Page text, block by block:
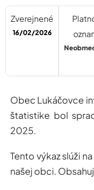
Zverejnené
16/02/2026
Obec Lukáčovce
štatistike bol
2025.
Tento výkaz slúži
našej obci.